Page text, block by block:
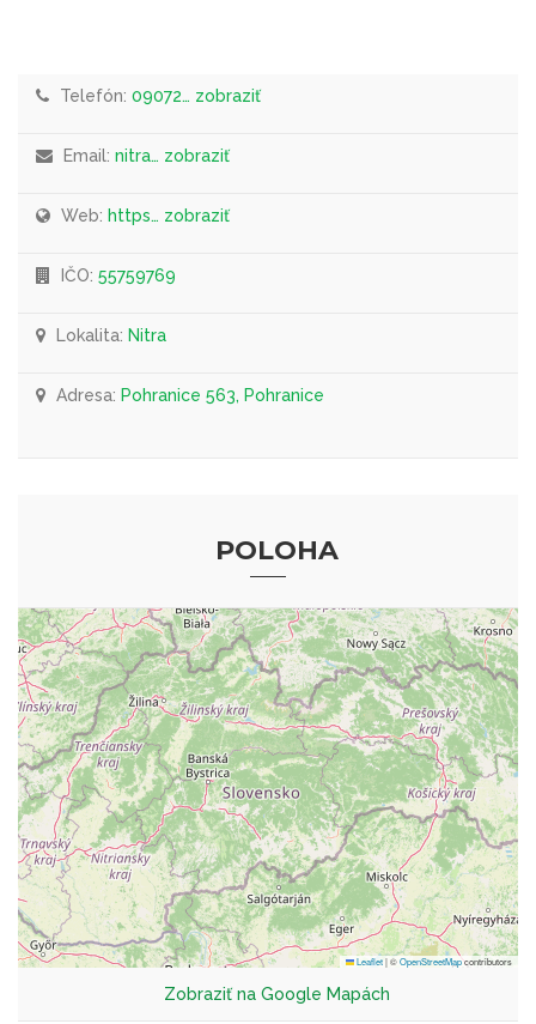
Telefón: 09072… zobraziť
Email: nitra… zobraziť
Web: https… zobraziť
IČO: 55759769
Lokalita: Nitra
Adresa: Pohranice 563, Pohranice
POLOHA
Leaflet|©OpenStreetMapcontributors
Zobraziť na Google Mapách